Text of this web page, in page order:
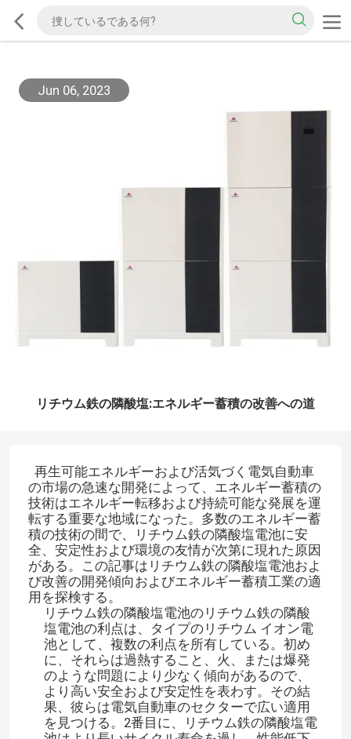
Jun 06, 2023
リチウム鉄の隣酸塩:エネルギー蓄積の改善への道
再生可能エネルギーおよび活気づく電気自動車
の市場の急速な開発によって、エネルギー蓄積の
技術はエネルギー転移および持続可能な発展を運
転する重要な地域になった。多数のエネルギー蓄
積の技術の間で、リチウム鉄の隣酸塩電池に安
全、安定性および環境の友情が次第に現れた原因
がある。この記事はリチウム鉄の隣酸塩電池およ
び改善の開発傾向およびエネルギー蓄積工業の適
用を探検する。
リチウム鉄の隣酸塩電池のリチウム鉄の隣酸
塩電池の利点は、タイプのリチウム イオン電
池として、複数の利点を所有している。初め
に、それらは過熱すること、火、または爆発
のような問題により少なく傾向があるので、
より高い安全および安定性を表わす。その結
果、彼らは電気自動車のセクターで広い適用
を見つける。2番目に、リチウム鉄の隣酸塩電